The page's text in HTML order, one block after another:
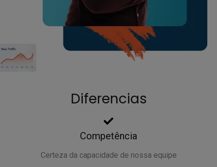
Diferencias
Competência
Certeza da capacidade de nossa equipe